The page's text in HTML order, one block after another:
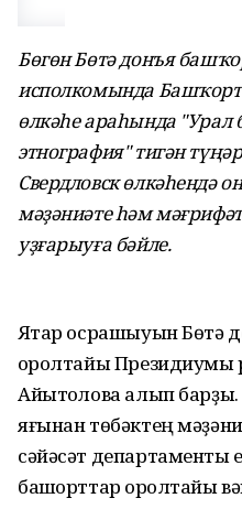
Бөгөн Бөтә донъя
исполкомында
өлкәһе араһында
этнография" тигән
Свердловск өлкәһендә
мәҙәниәте һәм
уҙғарыуға бәйле.
Яҡтар осрашыуын Бөтә
ҡоролтайы Президиумы
Айытҡолова алып
яғынан төбәктең
сәйәсәт департаменты
башҡорттар ҡоролтайы